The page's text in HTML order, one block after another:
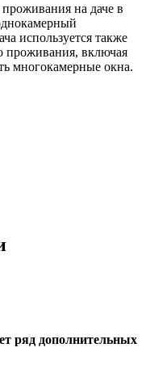
на даче в
используется также
проживания, включая
многокамерные окна.
ряд дополнительных